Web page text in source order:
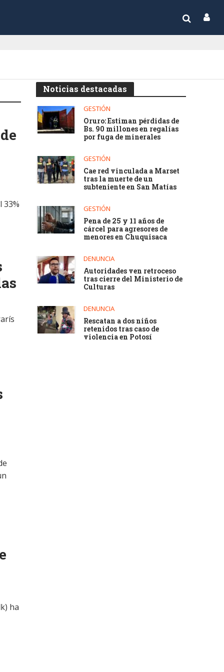
33%
ha
Noticias destacadas
GESTIÓN
Oruro: Estiman pérdidas de
Bs. 90 millones en regalías
por fuga de minerales
GESTIÓN
Cae red vinculada a Marset
tras la muerte de un
subteniente en San Matías
GESTIÓN
Pena de 25 y 11 años de
cárcel para agresores de
menores en Chuquisaca
DENUNCIA
Autoridades ven retroceso
tras cierre del Ministerio de
Culturas
DENUNCIA
Rescatan a dos niños
retenidos tras caso de
violencia en Potosí